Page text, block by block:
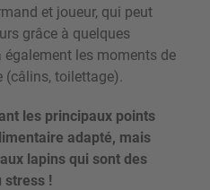
et joueur, qui peut
grâce à quelques
également les moments de
(câlins, toilettage).
les principaux points
adapté, mais
lapins qui sont des
stress !